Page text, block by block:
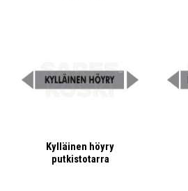
Kylläinen höyry
putkistotarra